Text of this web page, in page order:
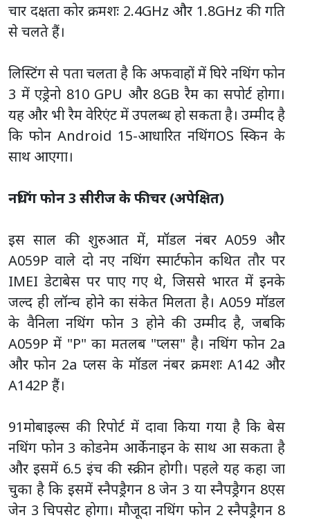
चार दक्षता कोर क्रमशः 2.4GHz और 1.8GHz की गति
से चलते हैं।
लिस्टिंग से पता चलता है कि अफवाहों में घिरे नथिंग फोन
3 में एड्रेनो 810 GPU और 8GB रैम का सपोर्ट होगा।
यह और भी रैम वेरिएंट में उपलब्ध हो सकता है। उम्मीद है
कि फोन Android 15-आधारित नथिंगOS स्किन के
साथ आएगा।
नथिंग फोन 3 सीरीज के फीचर (अपेक्षित)
इस साल की शुरुआत में, मॉडल नंबर A059 और
A059P वाले दो नए नथिंग स्मार्टफोन कथित तौर पर
IMEI डेटाबेस पर पाए गए थे, जिससे भारत में इनके
जल्द ही लॉन्च होने का संकेत मिलता है। A059 मॉडल
के वैनिला नथिंग फोन 3 होने की उम्मीद है, जबकि
A059P में "P" का मतलब "प्लस" है। नथिंग फोन 2a
और फोन 2a प्लस के मॉडल नंबर क्रमशः A142 और
A142P हैं।
91मोबाइल्स की रिपोर्ट में दावा किया गया है कि बेस
नथिंग फोन 3 कोडनेम आर्केनाइन के साथ आ सकता है
और इसमें 6.5 इंच की स्क्रीन होगी। पहले यह कहा जा
चुका है कि इसमें स्नैपड्रैगन 8 जेन 3 या स्नैपड्रैगन 8एस
जेन 3 चिपसेट होगा। मौजूदा नथिंग फोन 2 स्नैपड्रैगन 8